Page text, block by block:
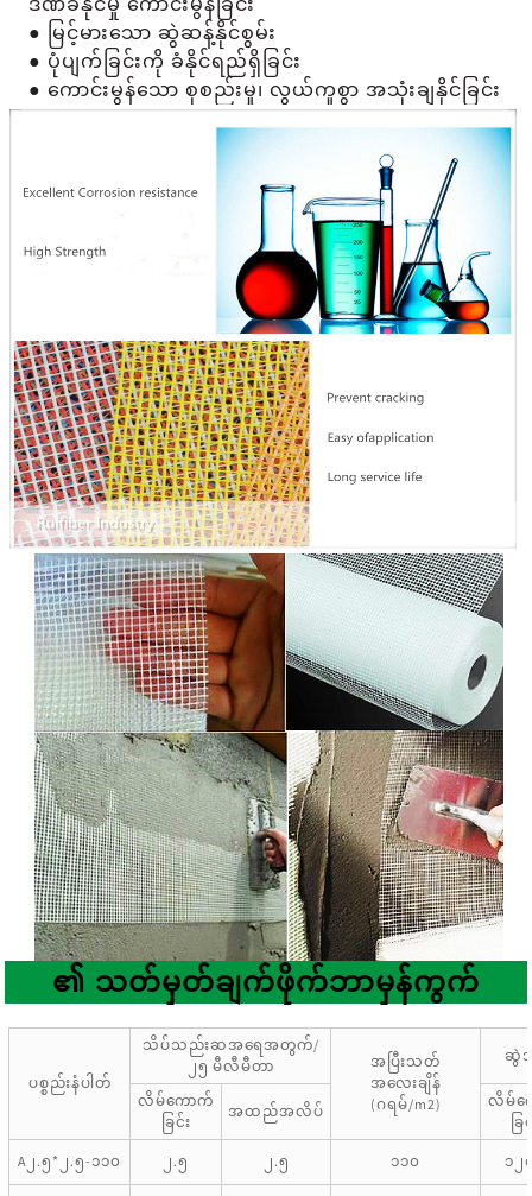
ဒဏ်ခံနိုင်မှု ကောင်းမွန်ခြင်း
● မြင့်မားသော ဆွဲဆန့်နိုင်စွမ်း
● ပုံပျက်ခြင်းကို ခံနိုင်ရည်ရှိခြင်း
● ကောင်းမွန်သော စုစည်းမှု၊ လွယ်ကူစွာ အသုံးချနိုင်ခြင်း
၏ သတ်မှတ်ချက်ဖိုက်ဘာမှန်ကွက်
ပစ္စည်းနံပါတ်
သိပ်သည်းဆအရေအတွက်/
၂၅ မီလီမီတာ
အပြီးသတ်
အလေးချိန်
(ဂရမ်/m2)
ဆွဲအ
လိမ်ကောက်
ခြင်း
အထည်အလိပ်
လိမ်က
ခြ
A၂.၅*၂.၅-၁၁၀ ၂.၅ ၂.၅ ၁၁၀ ၁၂